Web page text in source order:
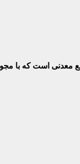
معدنی‌ است که با